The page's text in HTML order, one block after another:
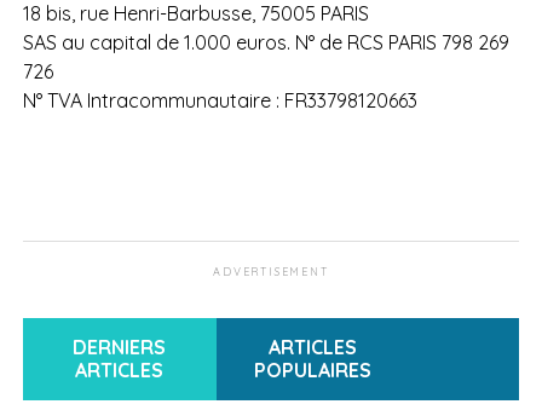
18 bis, rue Henri-Barbusse, 75005 PARIS
SAS au capital de 1.000 euros. N° de RCS PARIS 798 269
726
N° TVA Intracommunautaire : FR33798120663
ADVERTISEMENT
DERNIERS
ARTICLES
ARTICLES
POPULAIRES